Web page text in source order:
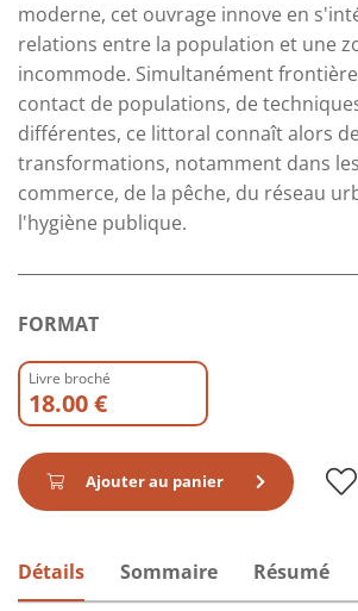
moderne, cet ouvrage innove en
relations entre la population et une
incommode. Simultanément
contact de populations, de
différentes, ce littoral connaît alors
transformations, notamment dans
commerce, de la pêche, du réseau
l'hygiène publique.
FORMAT
Livre broché
18.00 €
Ajouter au panier
Détails Sommaire Résumé